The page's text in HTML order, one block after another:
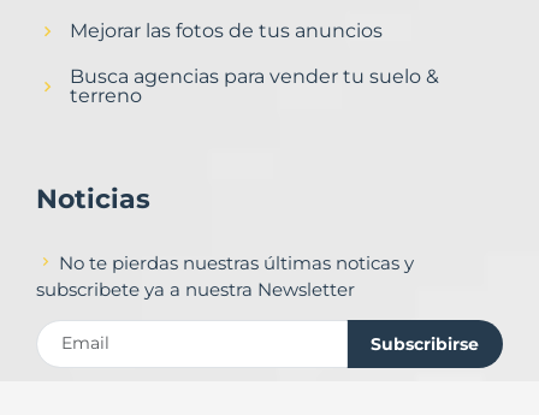
Mejorar las fotos de tus anuncios
Busca agencias para vender tu suelo &
terreno
Noticias
No te pierdas nuestras últimas noticas y
subscribete ya a nuestra Newsletter
Subscribirse